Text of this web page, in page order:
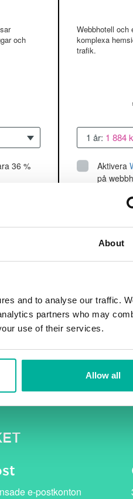
About
and to analyse our traffic.
partners who may
use of their services.
Allow all
och
36 %
Webbhotell och
komplexa
trafik.
1 år: 1 884
Aktivera
på
Upp till 10
4 CPU, 4GB
det första året, därefter
text).
e-postkonton